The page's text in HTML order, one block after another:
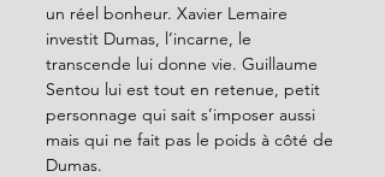
un réel bonheur. Xavier Lemaire
investit Dumas, l’incarne, le
transcende lui donne vie. Guillaume
Sentou lui est tout en retenue, petit
personnage qui sait s’imposer aussi
mais qui ne fait pas le poids à côté de
Dumas.